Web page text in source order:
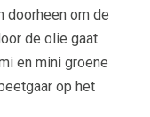
doorheen om de
de olie gaat
en mini groene
op het